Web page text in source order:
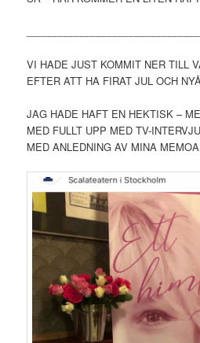
VI HADE JUST KOMMIT NER TILL
EFTER ATT HA FIRAT JUL OCH
JAG HADE HAFT EN HEKTISK –
MED FULLT UPP MED TV-
MED ANLEDNING AV MINA